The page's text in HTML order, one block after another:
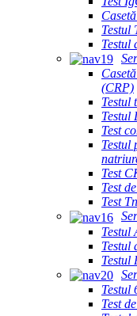
Testul
Testul
(CRP)
Testul
Testul
Test
Testul
Test
Test
Test
Testul
Testul
Testul
Testul
Test